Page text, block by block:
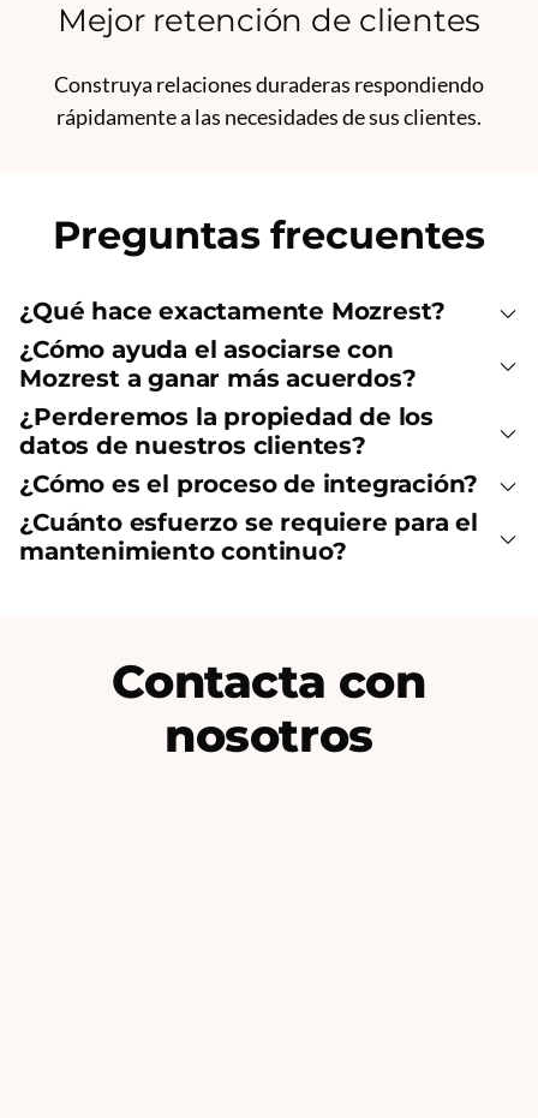
Mejor retención de clientes
Construya relaciones duraderas respondiendo
rápidamente a las necesidades de sus clientes.
Preguntas frecuentes
¿Qué hace exactamente Mozrest?
¿Cómo ayuda el asociarse con
Mozrest a ganar más acuerdos?
¿Perderemos la propiedad de los
datos de nuestros clientes?
¿Cómo es el proceso de integración?
¿Cuánto esfuerzo se requiere para el
mantenimiento continuo?
Contacta con
nosotros